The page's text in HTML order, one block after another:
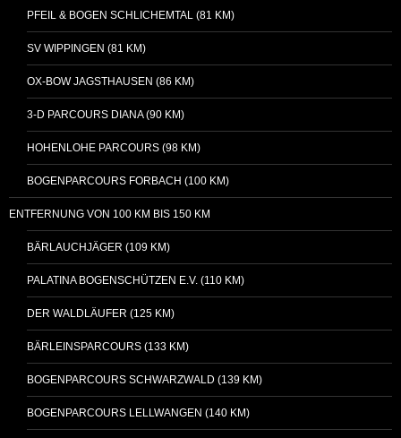
PFEIL & BOGEN SCHLICHEMTAL (81 KM)
SV WIPPINGEN (81 KM)
OX-BOW JAGSTHAUSEN (86 KM)
3-D PARCOURS DIANA (90 KM)
HOHENLOHE PARCOURS (98 KM)
BOGENPARCOURS FORBACH (100 KM)
ENTFERNUNG VON 100 KM BIS 150 KM
BÄRLAUCHJÄGER (109 KM)
PALATINA BOGENSCHÜTZEN E.V. (110 KM)
DER WALDLÄUFER (125 KM)
BÄRLEINSPARCOURS (133 KM)
BOGENPARCOURS SCHWARZWALD (139 KM)
BOGENPARCOURS LELLWANGEN (140 KM)